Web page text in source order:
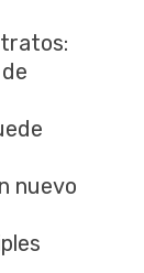
nuevo